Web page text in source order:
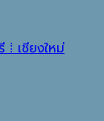
เชียงใหม่